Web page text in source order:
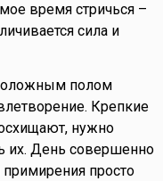
время стричься –
сила и
полом
Крепкие
нужно
их. День совершенно
примирения просто